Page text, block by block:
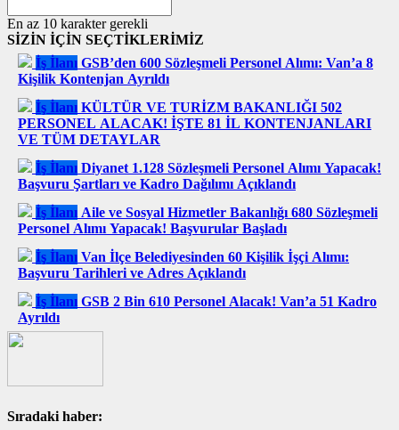
En az 10 karakter gerekli
SİZİN İÇİN SEÇTİKLERİMİZ
İş İlanı GSB’den 600 Sözleşmeli Personel Alımı: Van’a 8
Kişilik Kontenjan Ayrıldı
İş İlanı KÜLTÜR VE TURİZM BAKANLIĞI 502
PERSONEL ALACAK! İŞTE 81 İL KONTENJANLARI
VE TÜM DETAYLAR
İş İlanı Diyanet 1.128 Sözleşmeli Personel Alımı Yapacak!
Başvuru Şartları ve Kadro Dağılımı Açıklandı
İş İlanı Aile ve Sosyal Hizmetler Bakanlığı 680 Sözleşmeli
Personel Alımı Yapacak! Başvurular Başladı
İş İlanı Van İlçe Belediyesinden 60 Kişilik İşçi Alımı:
Başvuru Tarihleri ve Adres Açıklandı
İş İlanı GSB 2 Bin 610 Personel Alacak! Van’a 51 Kadro
Ayrıldı
Sıradaki haber: